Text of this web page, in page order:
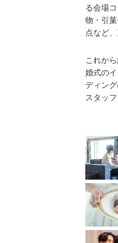
る会場
物・引
点など
これか
婚式の
ディン
スタッ